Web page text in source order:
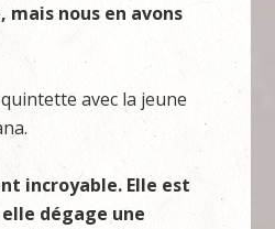
nous en avons
avec la jeune
incroyable. Elle est
dégage une